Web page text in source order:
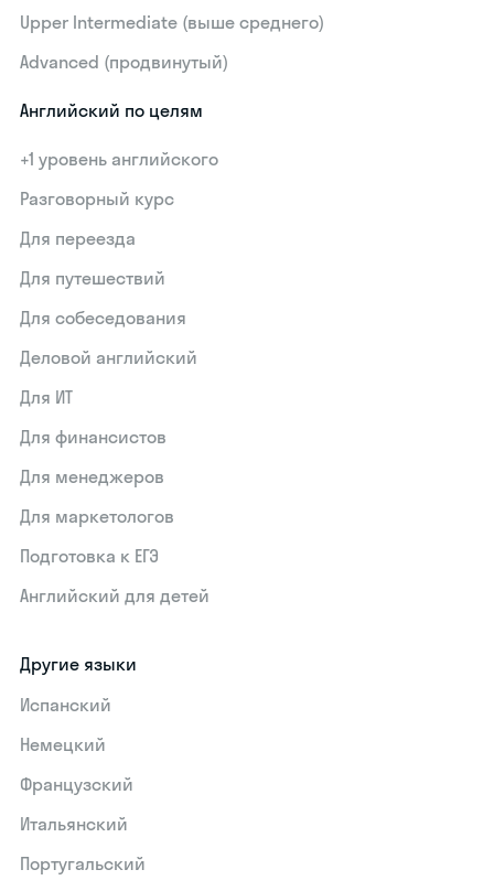
Upper Intermediate (выше среднего)
Advanced (продвинутый)
Английский по целям
+1 уровень английского
Разговорный курс
Для переезда
Для путешествий
Для собеседования
Деловой английский
Для ИТ
Для финансистов
Для менеджеров
Для маркетологов
Подготовка к ЕГЭ
Английский для детей
Другие языки
Испанский
Немецкий
Французский
Итальянский
Португальский